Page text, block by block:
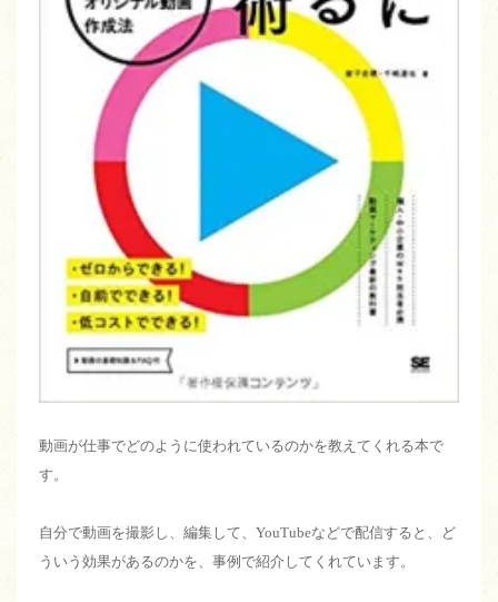
動画が仕事でどのように使われているのかを教えてくれる本で
す。
自分で動画を撮影し、編集して、 YouTubeなどで配信すると、ど
ういう効果があるのかを、事例で紹介してくれています。